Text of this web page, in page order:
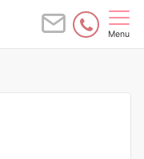
Menu